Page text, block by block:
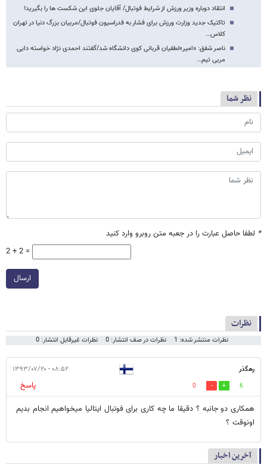
انتقاد دوباره وزیر ورزش از شرایط فوتبال/ آقایان جلوی این شکست ها را بگیرید!
تاکتیک جدید وزارت ورزش برای فشار به فدراسیون فوتبال/مربیان بزرگ دنیا در تهران
کلاس…
ناصر شفق: «امیر»لطفیان قربانی کوی دانشگاه شد/گفتند احمدی نژاد خواسته دایی
مربی تیم…
نظر شما
* لطفا حاصل عبارت را در جعبه متن روبرو وارد کنید
2 + 2 =
ارسال
نظرات
نظرات منتشر شده: 1 نظرات در صف انتشار: 0 نظرات غیرقابل انتشار: 0
رهگذر ۰۸:۵۲ - ۱۳۹۳/۰۷/۲۰
6
0
پاسخ
همکاری دو جانبه ؟ دقیقا ما چه کاری برای فوتبال ایتالیا میخواهیم انجام بدیم
اونوقت ؟
آخرین اخبار